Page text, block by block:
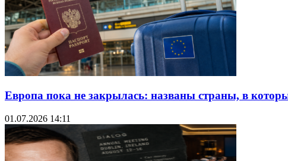
Европа пока не закрылась: названы страны, в
01.07.2026 14:11